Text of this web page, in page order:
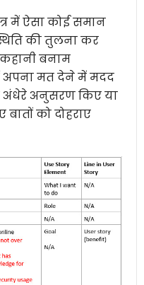
में ऐसा कोई समान
की तुलना कर
बनाम
अपना मत देने में मदद
अनुसरण किए या
को दोहराए